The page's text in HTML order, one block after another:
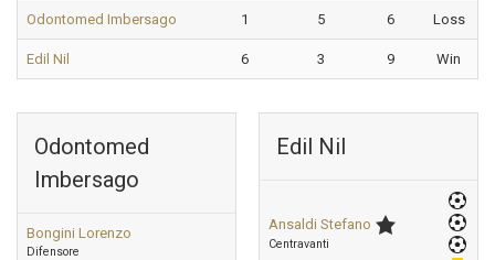
Odontomed Imbersago 1 5 6 Loss
Edil Nil 6 3 9 Win
Odontomed
Imbersago
Bongini Lorenzo
Difensore
Edil Nil
Ansaldi Stefano
Centravanti